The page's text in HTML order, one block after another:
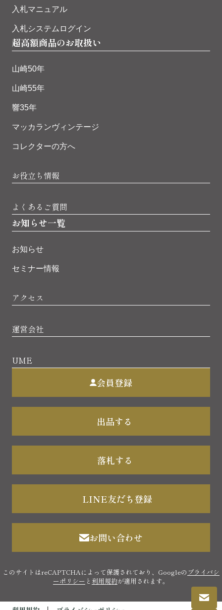
入札マニュアル
入札システムログイン
超高額商品のお取扱い
山崎50年
山崎55年
響35年
マッカランヴィンテージ
コレクターの方へ
お役立ち情報
よくあるご質問
お知らせ一覧
お知らせ
セミナー情報
アクセス
運営会社
UME
会員登録
出品する
落札する
LINE友だち登録
お問い合わせ
このサイトはreCAPTCHAによって保護されており、Googleの プライバシ
ーポリシー と 利用規約が適用されます。